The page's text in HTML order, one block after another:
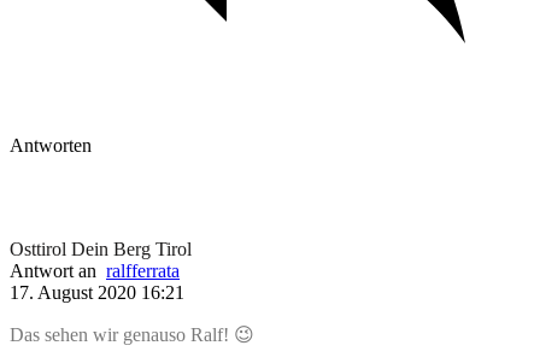
Antworten
Osttirol Dein Berg Tirol
Antwort an ralfferrata
17. August 2020 16:21
Das sehen wir genauso Ralf! 😉